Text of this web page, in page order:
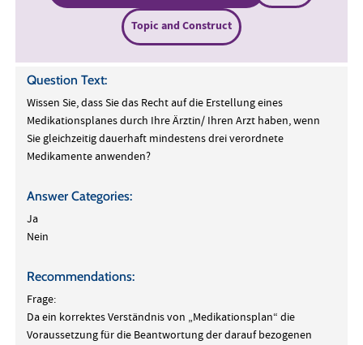
Topic and Construct
Question Text:
Wissen Sie, dass Sie das Recht auf die Erstellung eines
Medikationsplanes durch Ihre Ärztin/ Ihren Arzt haben, wenn
Sie gleichzeitig dauerhaft mindestens drei verordnete
Medikamente anwenden?
Answer Categories:
Ja
Nein
Recommendations:
Frage:
Da ein korrektes Verständnis von „Medikationsplan“ die
Voraussetzung für die Beantwortung der darauf bezogenen